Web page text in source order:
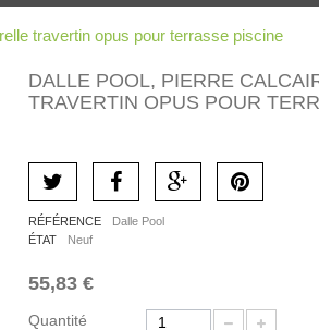
travertin opus pour terrasse piscine
DALLE POOL, PIERRE
TRAVERTIN OPUS POUR
RÉFÉRENCE
Dalle Pool
ÉTAT
Neuf
55,83 €
Quantité